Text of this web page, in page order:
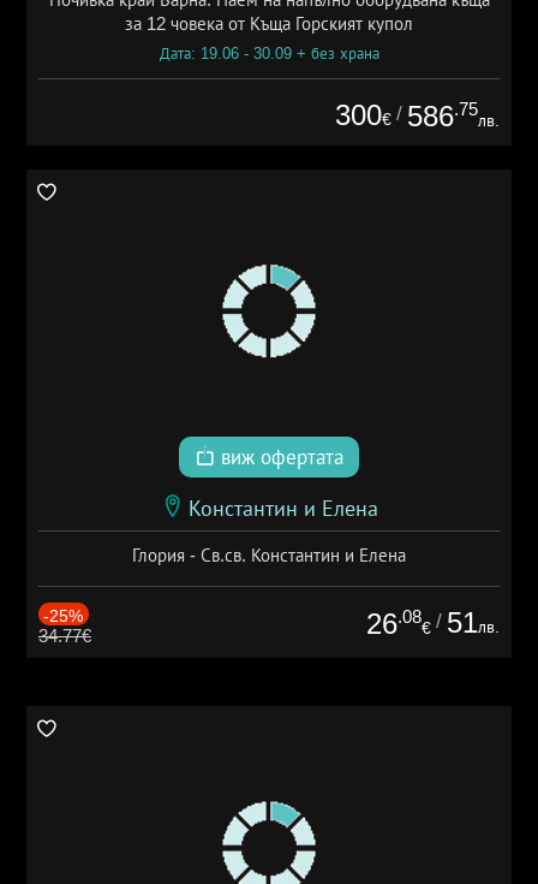
за 12 човека от Къща Горският купол
Дата: 19.06 - 30.09 + без храна
300€ / 586.75
лв.
виж офертата
Константин и Елена
Глория - Св.св. Константин и Елена
-25%
34.77€ 26.08
€ / 51лв.